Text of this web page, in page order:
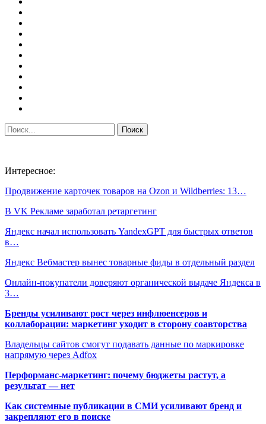
Интересное:
Продвижение карточек товаров на Ozon и Wildberries: 13…
В VK Рекламе заработал ретаргетинг
Яндекс начал использовать YandexGPT для быстрых ответов
в…
Яндекс Вебмастер вынес товарные фиды в отдельный раздел
Онлайн-покупатели доверяют органической выдаче Яндекса в
3…
Бренды усиливают рост через инфлюенсеров и
коллаборации: маркетинг уходит в сторону соавторства
Владельцы сайтов смогут подавать данные по маркировке
напрямую через Adfox
Перформанс-маркетинг: почему бюджеты растут, а
результат — нет
Как системные публикации в СМИ усиливают бренд и
закрепляют его в поиске